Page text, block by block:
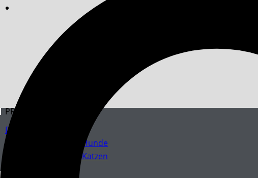
PRODUKTE
Fellpflege
Parasitenschutz für Hunde
Parasitenschutz für Katzen